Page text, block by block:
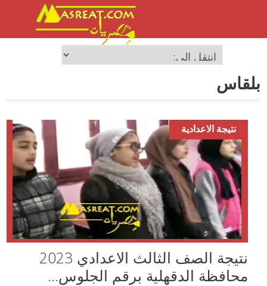
بلقاس
نتيجة الاعدادية
نتيجة الصف الثالث الاعدادي 2023
محافظة الدقهلية برقم الجلوس...